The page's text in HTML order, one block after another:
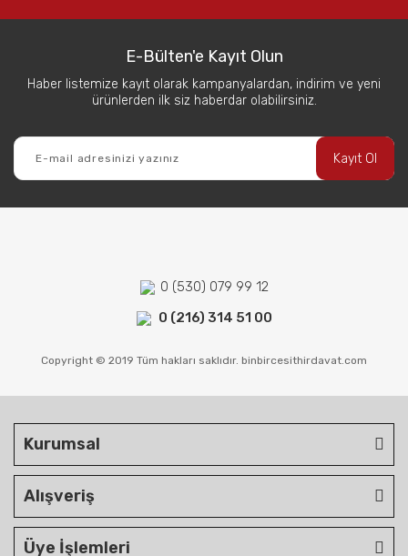
E-Bülten'e Kayıt Olun
Haber listemize kayıt olarak kampanyalardan, indirim ve yeni
ürünlerden ilk siz haberdar olabilirsiniz.
Kayıt Ol
0 (530) 079 99 12
0 (216) 314 51 00
Copyright © 2019 Tüm hakları saklıdır. binbircesithirdavat.com
Kurumsal
Alışveriş
Üye İşlemleri